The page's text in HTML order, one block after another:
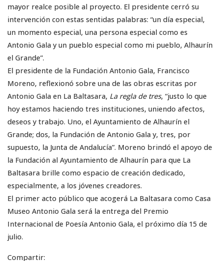
mayor realce posible al proyecto. El presidente cerró su
intervención con estas sentidas palabras: “un día especial,
un momento especial, una persona especial como es
Antonio Gala y un pueblo especial como mi pueblo, Alhaurín
el Grande”.
El presidente de la Fundación Antonio Gala, Francisco
Moreno, reflexionó sobre una de las obras escritas por
Antonio Gala en La Baltasara, La regla de tres, “justo lo que
hoy estamos haciendo tres instituciones, uniendo afectos,
deseos y trabajo. Uno, el Ayuntamiento de Alhaurín el
Grande; dos, la Fundación de Antonio Gala y, tres, por
supuesto, la Junta de Andalucía”. Moreno brindó el apoyo de
la Fundación al Ayuntamiento de Alhaurín para que La
Baltasara brille como espacio de creación dedicado,
especialmente, a los jóvenes creadores.
El primer acto público que acogerá La Baltasara como Casa
Museo Antonio Gala será la entrega del Premio
Internacional de Poesía Antonio Gala, el próximo día 15 de
julio.
Compartir: